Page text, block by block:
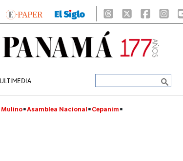
Mulino Asamblea Nacional Cepanim